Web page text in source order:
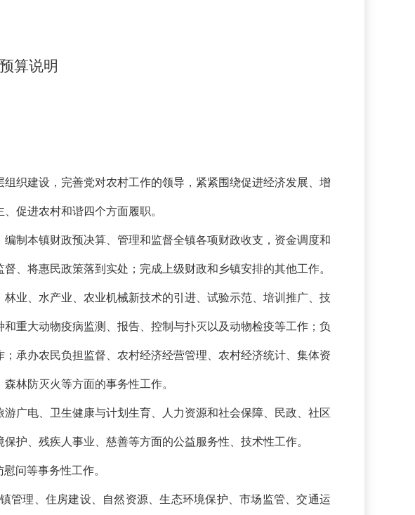
预算说明
织建设，完善党对农村工作的领导，紧紧围绕促进经济发展、增
促进农村和谐四个方面履职。
制本镇财政预决算、管理和监督全镇各项财政收支，资金调度和
、将惠民政策落到实处；完成上级财政和乡镇安排的其他工作。
业、水产业、农业机械新技术的引进、试验示范、培训推广、技
重大动物疫病监测、报告、控制与扑灭以及动物检疫等工作；负
承办农民负担监督、农村经济经营管理、农村经济统计、集体资
林防灭火等方面的事务性工作。
广电、卫生健康与计划生育、人力资源和社会保障、民政、社区
护、残疾人事业、慈善等方面的公益服务性、技术性工作。
问等事务性工作。
管理、住房建设、自然资源、生态环境保护、市场监管、交通运